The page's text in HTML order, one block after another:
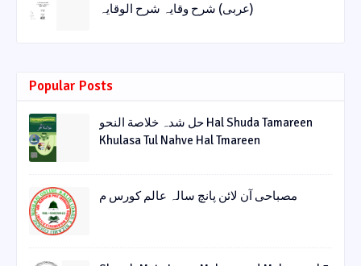
(عربی) شرح وقایہ شرح الوقایہ
Popular Posts
حل شدہ خلاصة النحو Hal Shuda Tamareen
Khulasa Tul Nahve Hal Tmareen
مصباحی آن لائن پانچ سالہ عالم کورس م